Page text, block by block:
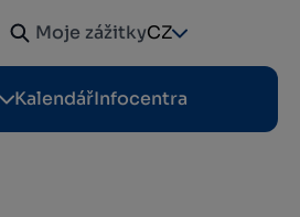
Moje zážitkyCZ
KalendářInfocentra